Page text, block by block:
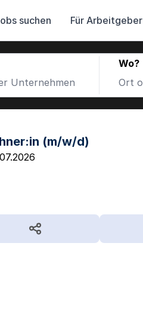
suchen Für Arbeitgeber
Wo?
(m/w/d)